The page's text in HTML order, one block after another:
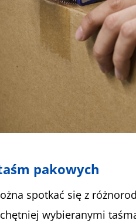
pakowych
spotkać się z
wybieranymi